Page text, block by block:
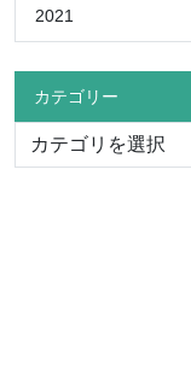
2021
カテゴリー